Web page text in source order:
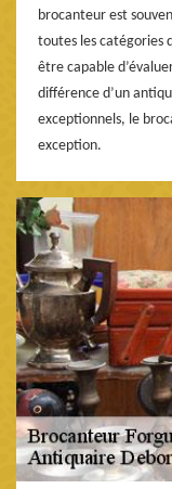
brocanteur est
toutes les catégories
être capable
différence d’un
exceptionnels, le
exception.